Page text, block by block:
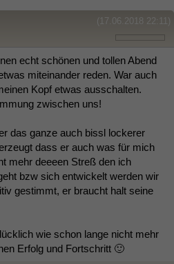
(17.06.2018 22:11)
echt schönen und tollen Abend
miteinander reden. War auch
Kopf etwas ausschalten.
zwischen uns!
das ganze auch bissl lockerer
dass er auch was für mich
mehr deeeen Streß den ich
bzw sich entwickelt werden wir
gestimmt, er braucht halt seine
wie schon lange nicht mehr
Erfolg und Fortschritt 🙂